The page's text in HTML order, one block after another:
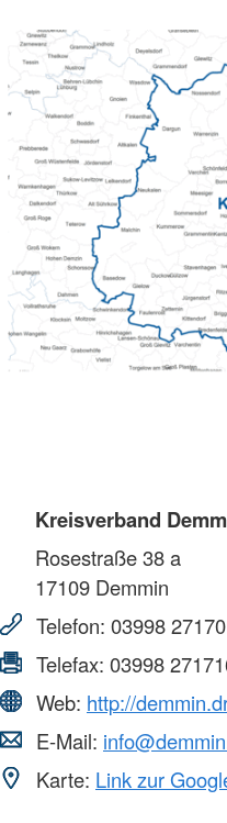
Kreisverband
Rosestraße 38 a
17109 Demmin
Telefon: 03998 27170
Telefax: 03998
Web: http://
E-Mail:
Karte: Link zur